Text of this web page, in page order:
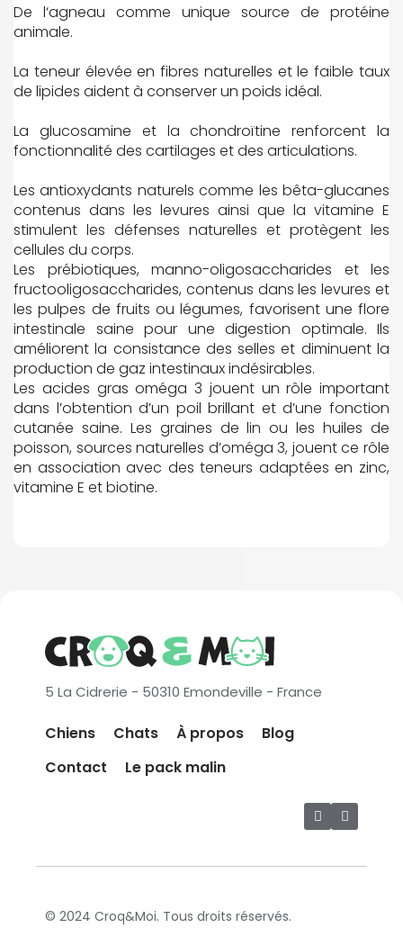
De l‘agneau comme unique source de protéine
animale.
La teneur élevée en fibres naturelles et le faible taux
de lipides aident à conserver un poids idéal.
La glucosamine et la chondroïtine renforcent la
fonctionnalité des cartilages et des articulations.
Les antioxydants naturels comme les bêta-glucanes
contenus dans les levures ainsi que la vitamine E
stimulent les défenses naturelles et protègent les
cellules du corps.
Les prébiotiques, manno-oligosaccharides et les
fructooligosaccharides, contenus dans les levures et
les pulpes de fruits ou légumes, favorisent une flore
intestinale saine pour une digestion optimale. Ils
améliorent la consistance des selles et diminuent la
production de gaz intestinaux indésirables.
Les acides gras oméga 3 jouent un rôle important
dans l’obtention d’un poil brillant et d’une fonction
cutanée saine. Les graines de lin ou les huiles de
poisson, sources naturelles d’oméga 3, jouent ce rôle
en association avec des teneurs adaptées en zinc,
vitamine E et biotine.
5 La Cidrerie - 50310 Emondeville - France
Chiens Chats À propos
Blog
Contact
Le pack malin
© 2024 Croq&Moi. Tous droits réservés.